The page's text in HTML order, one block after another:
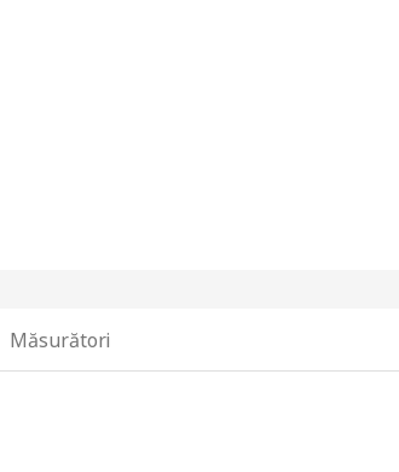
Măsurători